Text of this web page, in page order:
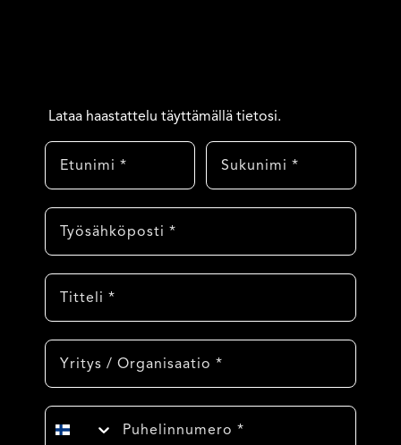
Lataa haastattelu täyttämällä tietosi.
Etunimi
Sukunimi
Sähköposti
Titteli
Yritys
Puhelinnumero